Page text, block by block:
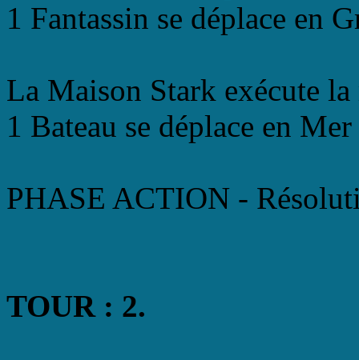
1 Fantassin se déplace en
La Maison Stark exécute
1 Bateau se déplace en
PHASE ACTION -
TOUR : 2.